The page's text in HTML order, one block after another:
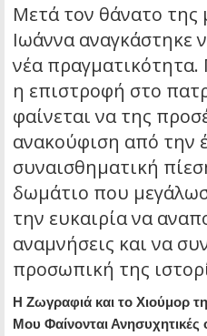
Μετά τον θάνατο της
Ιωάννα αναγκάστηκε
νέα πραγματικότητα.
η επιστροφή στο
φαίνεται να της
ανακούφιση από την
συναισθηματική
δωμάτιο που
την ευκαιρία να
αναμνήσεις και να
προσωπική της
Η Ζωγραφιά και το Χιούμορ
Μου Φαίνονται